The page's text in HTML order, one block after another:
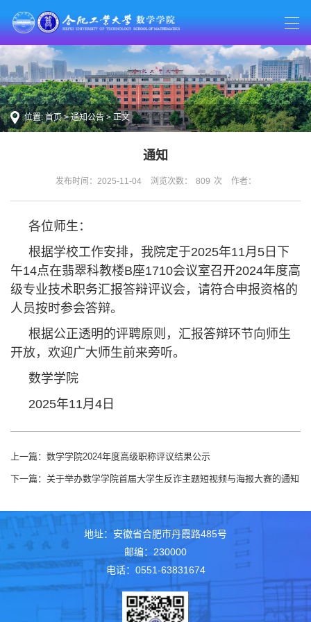
位置:首页>通知公告> 正文
通知
发布时间：2025-11-04 浏览次数： 809 次 作者：
各位师生：
根据学校工作安排，我院定于2025年11月5日下
午14点在翡翠科教楼B座1710会议室召开2024年度高
级专业技术职务汇报答辩评议会，请符合申报资格的
人员按时参会答辩。
根据公正透明的评聘原则，汇报答辩环节向师生
开放，欢迎广大师生前来旁听。
数学学院
2025年11月4日
上一篇： 数学学院2024年度高级职称评议结果公示
下一篇： 关于举办数学学院首届大学生反诈主题短视频与海报大赛的通知
地址：安徽省合肥市丹霞路485号
邮编：230000
电话：0551-63831674